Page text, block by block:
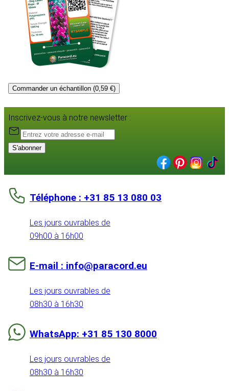
Commander un échantillon (0,59 €)
Inscrivez-vous à notre newsletter :
S'abonner
Téléphone : +31 85 13 080 03
Les jours ouvrables de
09h00 à 16h00
E-mail : info@paracord.eu
Les jours ouvrables de
08h30 à 16h30
WhatsApp: +31 85 130 8000
Les jours ouvrables de
08h30 à 16h30